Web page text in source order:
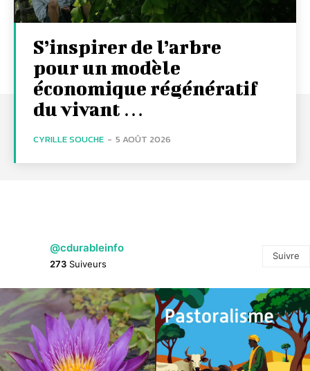
S’inspirer de l’arbre
pour un modèle
économique régénératif
du vivant …
CYRILLE SOUCHE - 5 AOÛT 2026
@cdurableinfo
273 Suiveurs
Suivre